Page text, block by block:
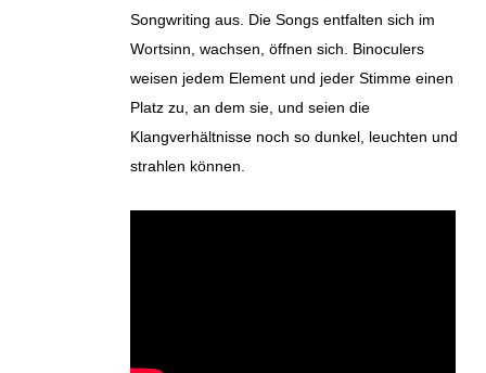
Songwriting aus. Die Songs entfalten sich im
Wortsinn, wachsen, öffnen sich. Binoculers
weisen jedem Element und jeder Stimme einen
Platz zu, an dem sie, und seien die
Klangverhältnisse noch so dunkel, leuchten und
strahlen können.